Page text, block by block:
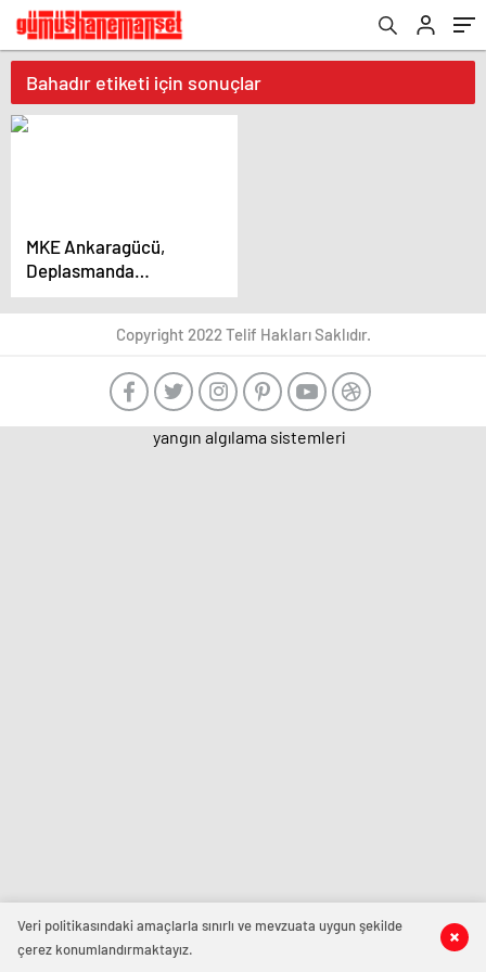
Bahadır etiketi için sonuçlar
MKE Ankaragücü,
Deplasmanda
Sivasspor’u 3-1 Yendi
Copyright 2022 Telif Hakları Saklıdır.
Veri politikasındaki amaçlarla sınırlı ve mevzuata uygun şekilde
çerez konumlandırmaktayız.
yangın algılama sistemleri